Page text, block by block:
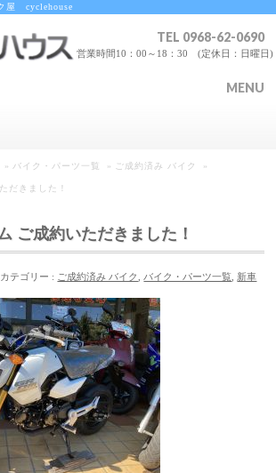
屋 cyclehouse
TEL 0968-62-0690
営業時間10：00～18：30 (定休日：日曜日)
MENU
» バイク・パーツ一覧 » ご成約済み バイク »
だきました！
ご成約いただきました！
カテゴリー : ご成約済み バイク バイク・パーツ一覧 新車